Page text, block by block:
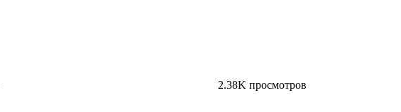
2.38K просмотров